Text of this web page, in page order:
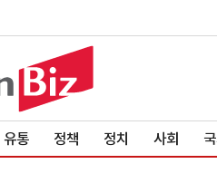
유통 정책 정치 사회